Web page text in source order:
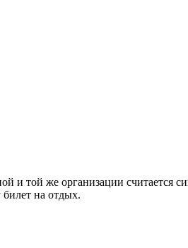
и той же организации считается
на отдых.